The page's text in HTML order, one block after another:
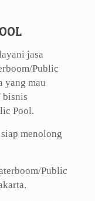
jasa
Public
yang mau
bisnis
Pool.
menolong
Public